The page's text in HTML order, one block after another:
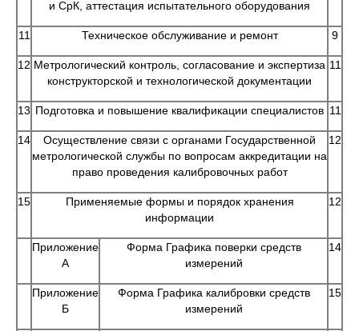
и СрК, аттестация испытательного оборудования
11 Техническое обслуживание и ремонт 9
12 Метрологический контроль, согласование и экспертиза
конструкторской и технологической документации
11
13 Подготовка и повышение квалификации специалистов 11
14
Осуществление связи с органами Государственной
метрологической службы по вопросам аккредитации на
право проведения калибровочных работ
12
15
Применяемые формы и порядок хранения
информации
12
Приложение
А
Форма Графика поверки средств
измерений
14
Приложение
Б
Форма Графика калибровки средств
измерений
15